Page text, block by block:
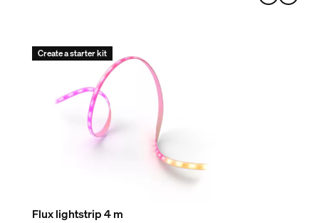
Create a starter kit
Flux lightstrip 4 m